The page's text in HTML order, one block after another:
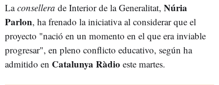
Laconsellera de Interior de la Generalitat, Núria
Parlon, ha frenado la iniciativa al considerar que el
proyecto "nació en un momento en el que era inviable
progresar", en pleno conflicto educativo, según ha
admitido en Catalunya Ràdio este martes.